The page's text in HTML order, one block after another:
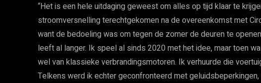
“Het is een hele uitdaging geweest om alles op tijd klaar te
stroomversnelling terechtgekomen na de overeenkomst met
want de bedoeling was om tegen de zomer de deuren te
leeft al langer. Ik speel al sinds 2020 met het idee, maar toen
wel van klassieke verbrandingsmotoren. Ik verhuurde die
Telkens werd ik echter geconfronteerd met